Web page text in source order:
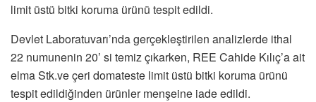
limit üstü bitki koruma ürünü tespit edildi.
Devlet Laboratuvarı’nda gerçekleştirilen analizlerde ithal
22 numunenin 20’ si temiz çıkarken, REE Cahide Kılıç’a ait
elma Stk.ve çeri domateste limit üstü bitki koruma ürünü
tespit edildiğinden ürünler menşeine iade edildi.